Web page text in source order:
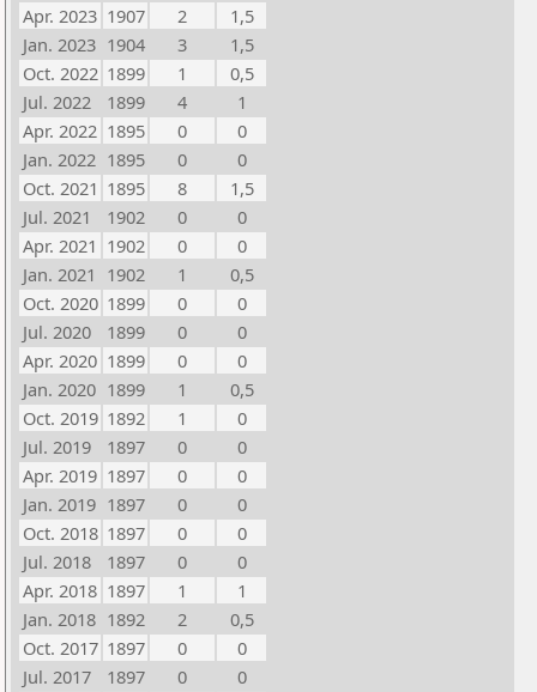
Apr. 2023 1907 2
1,5
Jan. 2023 1904 3
1,5
Oct. 2022 1899 1
0,5
Jul. 2022
1899 4
1
Apr. 2022 1895 0
0
Jan. 2022 1895 0
0
Oct. 2021 1895 8
1,5
Jul. 2021
1902 0
0
Apr. 2021 1902 0
0
Jan. 2021 1902 1
0,5
Oct. 2020 1899 0
0
Jul. 2020
1899 0
0
Apr. 2020 1899 0
0
Jan. 2020 1899 1
0,5
Oct. 2019 1892 1
0
Jul. 2019
1897 0
0
Apr. 2019 1897 0
0
Jan. 2019 1897 0
0
Oct. 2018 1897 0
0
Jul. 2018
1897 0
0
Apr. 2018 1897 1
1
Jan. 2018 1892 2
0,5
Oct. 2017 1897 0
0
Jul. 2017
1897 0
0